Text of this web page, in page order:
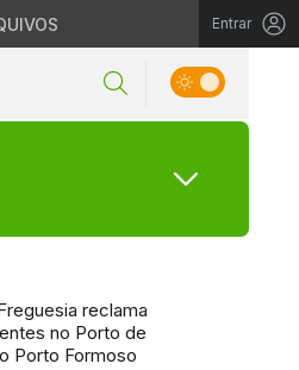
Entrar
reclama
no Porto de
Porto Formoso